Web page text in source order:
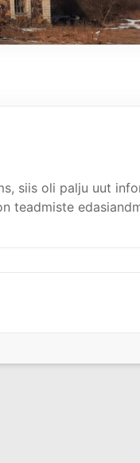
siis oli palju uut
teadmiste